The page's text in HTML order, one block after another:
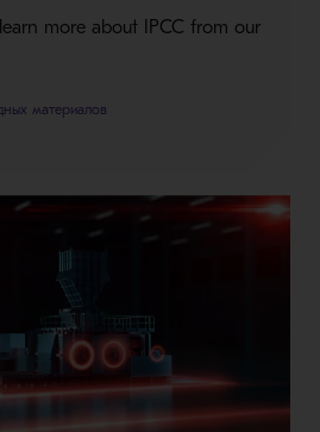
more about IPCC from our
материалов